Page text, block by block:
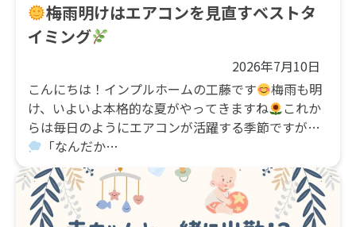
梅雨明けはエアコンを見直すベストタ
イミング
2026年7月10日
こんにちは！インプルホームの工藤です
梅雨も明
け、いよいよ本格的な夏がやってきますね
これか
らは毎日のようにエアコンが活躍する季節ですが…
「なんだか…